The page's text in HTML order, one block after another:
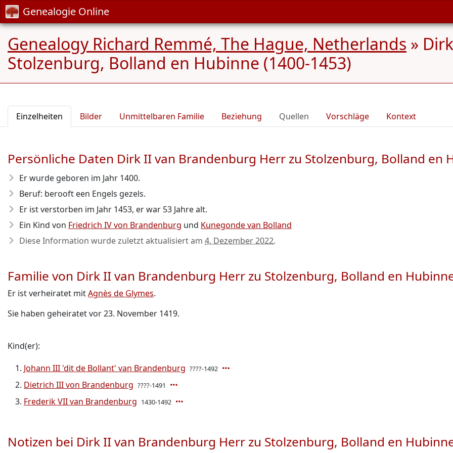
Genealogie Online
Genealogy Richard Remmé, The Hague, Netherlands »
Stolzenburg, Bolland en Hubinne (1400-1453)
Einzelheiten Bilder Unmittelbaren Familie Beziehung Quellen Vorschläge Kontext
Persönliche Daten Dirk II van Brandenburg Herr zu Stolzenburg, Bolland en
Er wurde geboren im Jahr 1400.
Beruf: berooft een Engels gezels.
Er ist verstorben im Jahr 1453, er war 53 Jahre alt.
Ein Kind von Friedrich IV von Brandenburg und Kunegonde van Bolland
Diese Information wurde zuletzt aktualisiert am 4. Dezember 2022.
Familie von Dirk II van Brandenburg Herr zu Stolzenburg, Bolland en
Er ist verheiratet mitAgnès de Glymes.
Sie haben geheiratet vor 23. November 1419.
Kind(er):
Johann III 'dit de Bollant' van Brandenburg ????-1492
Dietrich III von Brandenburg ????-1491
Frederik VII van Brandenburg 1430-1492
Notizen bei Dirk II van Brandenburg Herr zu Stolzenburg, Bolland en